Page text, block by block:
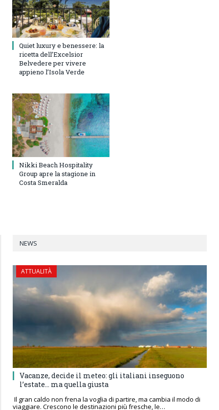
Quiet luxury e benessere: la
ricetta dell’Excelsior
Belvedere per vivere
appieno l’Isola Verde
Nikki Beach Hospitality
Group apre la stagione in
Costa Smeralda
NEWS
ATTUALITÀ
Vacanze, decide il meteo: gli italiani inseguono
l’estate… ma quella giusta
Il gran caldo non frena la voglia di partire, ma cambia il modo di
viaggiare. Crescono le destinazioni più fresche, le…